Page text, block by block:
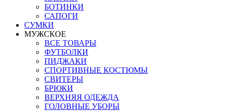
БОТИНКИ
САПОГИ
СУМКИ
МУЖСКОЕ
ВСЕ ТОВАРЫ
ФУТБОЛКИ
ПИДЖАКИ
СПОРТИВНЫЕ КОСТЮМЫ
СВИТЕРЫ
БРЮКИ
ВЕРХНЯЯ ОДЕЖДА
ГОЛОВНЫЕ УБОРЫ